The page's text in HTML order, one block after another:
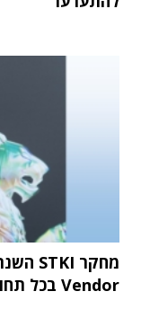
Vendor בכל תחומי שוק ה-IT